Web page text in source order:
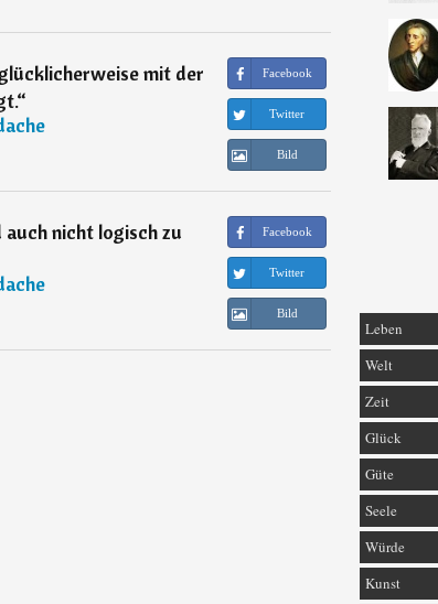
mit der
“
Facebook
Twitter
Bild
nicht logisch zu
Facebook
Twitter
Bild
Leben
Welt
Zeit
Glück
Güte
Seele
Würde
Kunst